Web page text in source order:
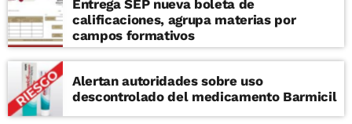
Entrega SEP nueva boleta de
calificaciones, agrupa materias por
campos formativos
Alertan autoridades sobre uso
descontrolado del medicamento Barmicil